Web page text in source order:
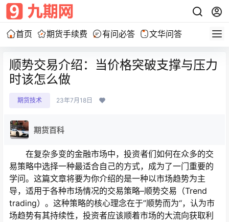
首页 期货手续费 有问必答 文华问答
顺势交易介绍：当价格突破支撑与压力
时该怎么做
期货技术 23年7月18日
期货百科
在复杂多变的金融市场中，投资者们如何在众多的交
易策略中选择一种最适合自己的方式，成为了一门重要的
学问。这篇文章将要为你介绍的是一种以市场趋势为主
导，适用于各种市场情况的交易策略–顺势交易（Trend
trading）。这种策略的核心理念在于”顺势而为“，认为市
场趋势有其持续性，投资者应该顺着市场的大流向获取利